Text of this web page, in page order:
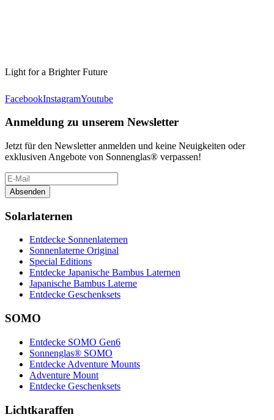
Light for a Brighter Future
FacebookInstagramYoutube
Anmeldung zu unserem Newsletter
Jetzt für den Newsletter anmelden und keine Neuigkeiten oder
exklusiven Angebote von Sonnenglas® verpassen!
Absenden
Solarlaternen
Entdecke Sonnenlaternen
Sonnenlaterne Original
Special Editions
Entdecke Japanische Bambus Laternen
Japanische Bambus Laterne
Entdecke Geschenksets
SOMO
Entdecke SOMO Gen6
Sonnenglas® SOMO
Entdecke Adventure Mounts
Adventure Mount
Entdecke Geschenksets
Lichtkaraffen